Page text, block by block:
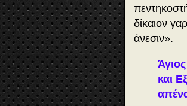
δίκαιον
άνεσιν».
και